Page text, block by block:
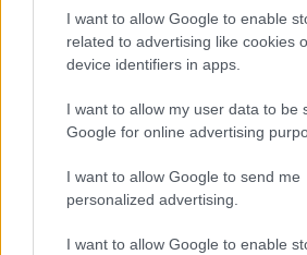
I want to allow Google to enable
related to advertising like cookies
device identifiers in apps.
I want to allow my user data to be
Google for online advertising
I want to allow Google to send me
personalized advertising.
I want to allow Google to enable
Népszerű